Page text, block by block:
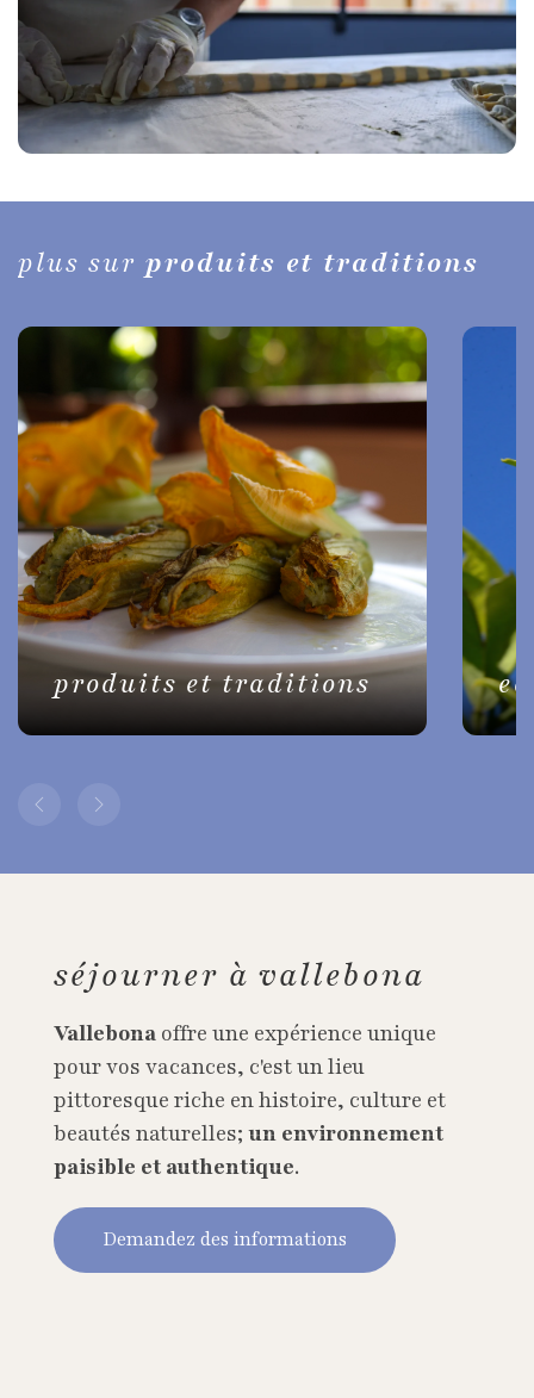
plus sur produits et traditions
produits et traditions
séjourner à vallebona
Vallebona offre une expérience unique
pour vos vacances, c'est un lieu
pittoresque riche en histoire, culture et
beautés naturelles; un environnement
paisible et authentique.
Demandez des informations